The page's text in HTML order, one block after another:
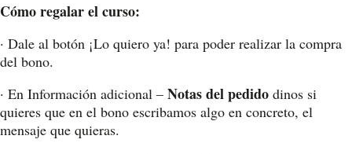
Cómo regalar el curso:
· Dale al botón ¡Lo quiero ya! para poder realizar la compra
del bono.
· En Información adicional – Notas del pedido dinos si
quieres que en el bono escribamos algo en concreto, el
mensaje que quieras.